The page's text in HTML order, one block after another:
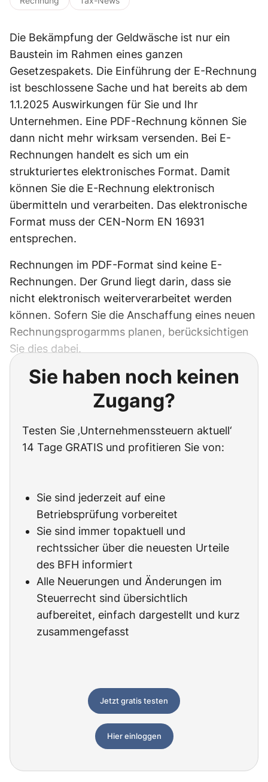
Die Bekämpfung der Geldwäsche ist nur ein
Baustein im Rahmen eines ganzen
Gesetzespakets. Die Einführung der E-Rechnung
ist beschlossene Sache und hat bereits ab dem
1.1.2025 Auswirkungen für Sie und Ihr
Unternehmen. Eine PDF-Rechnung können Sie
dann nicht mehr wirksam versenden. Bei E-
Rechnungen handelt es sich um ein
strukturiertes elektronisches Format. Damit
können Sie die E-Rechnung elektronisch
übermitteln und verarbeiten. Das elektronische
Format muss der CEN-Norm EN 16931
entsprechen.
Rechnungen im PDF-Format sind keine E-
Rechnungen. Der Grund liegt darin, dass sie
nicht elektronisch weiterverarbeitet werden
können. Sofern Sie die Anschaffung eines neuen
Rechnungsprogarmms planen, berücksichtigen
Sie dies dabei.
Sie haben noch keinen
Zugang?
Testen Sie ‚Unternehmenssteuern aktuell‘
14 Tage GRATIS und profitieren Sie von:
Sie sind jederzeit auf eine
Betriebsprüfung vorbereitet
Sie sind immer topaktuell und
rechtssicher über die neuesten Urteile
des BFH informiert
Alle Neuerungen und Änderungen im
Steuerrecht sind übersichtlich
aufbereitet, einfach dargestellt und kurz
zusammengefasst
Jetzt gratis testen
Hier einloggen